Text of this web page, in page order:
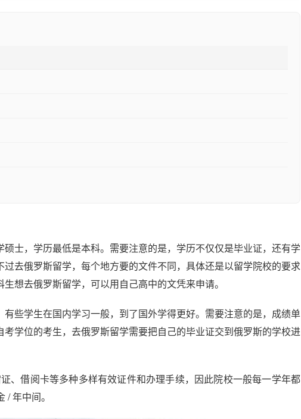
士，学历最低是本科。需要注意的是，学历不仅仅是毕业证，还有学
去俄罗斯留学，每个地方要的文件不同，具体还是以留学院校的要求
想去俄罗斯留学，可以用自己高中的文凭来申请。
些学生在国内学习一般，到了国外学得更好。需要注意的是，成绩单
学位的考生，去俄罗斯留学需要把自己的毕业证交到俄罗斯的学校进
、借阅卡等多种多样有效证件和办理手续，因此院校一般每一学年都
年中间。